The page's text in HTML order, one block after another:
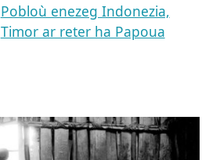
Pobloù enezeg Indonezia,
Timor ar reter ha Papoua